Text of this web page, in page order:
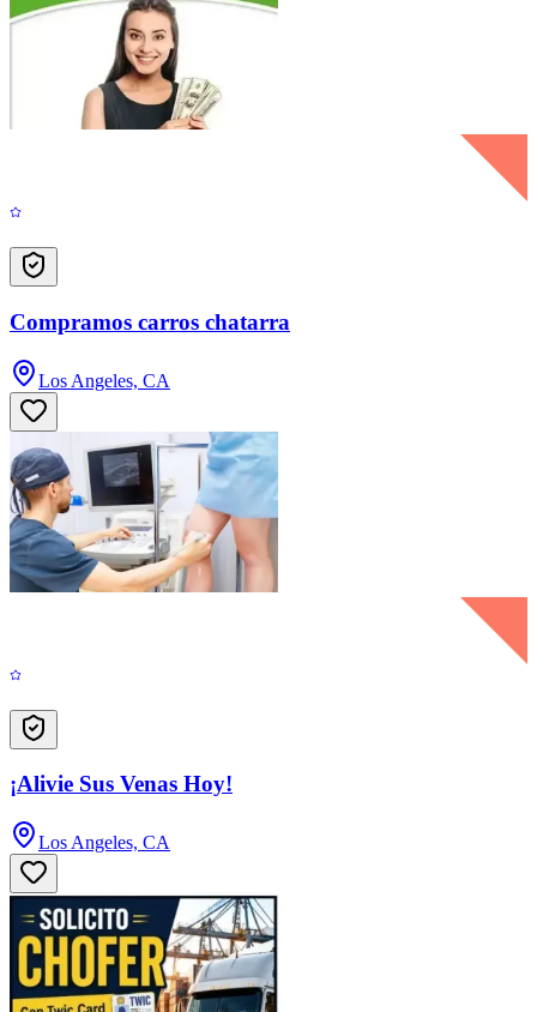
Compramos carros chatarra
Los Angeles, CA
¡Alivie Sus Venas Hoy!
Los Angeles, CA